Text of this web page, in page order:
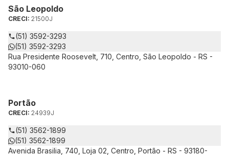
São Leopoldo
CRECI: 21500J
(51) 3592-3293
(51) 3592-3293
Rua Presidente Roosevelt, 710, Centro, São Leopoldo - RS -
93010-060
Portão
CRECI: 24939J
(51) 3562-1899
(51) 3562-1899
Avenida Brasilia, 740, Loja 02, Centro, Portão - RS - 93180-